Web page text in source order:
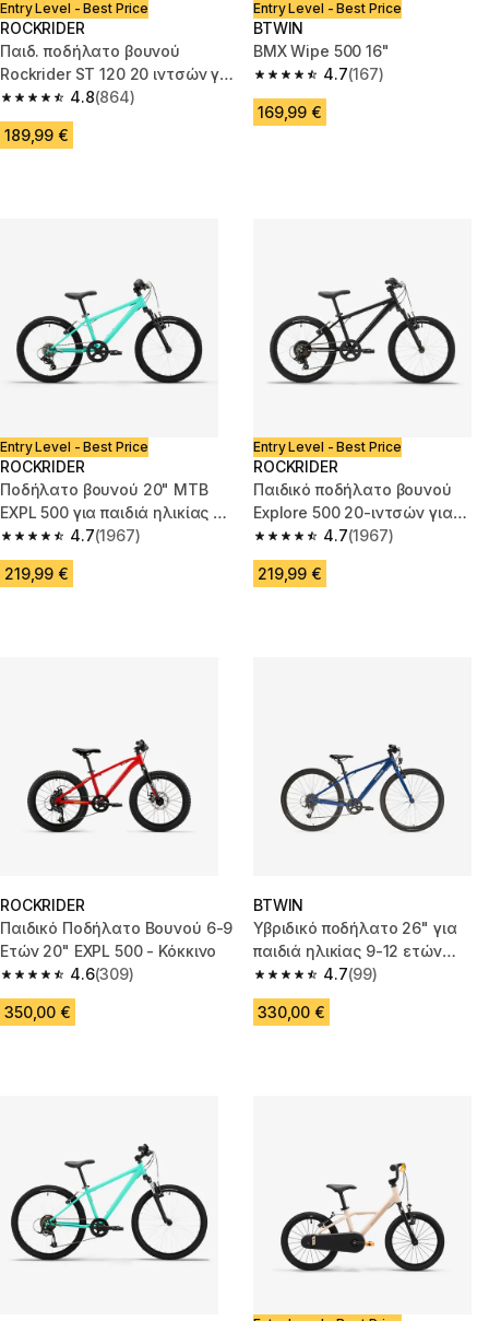
Entry Level - Best Price
ROCKRIDER
Παιδ. ποδήλατο βουνού
Rockrider ST 120 20 ιντσών για
6-9 ετών - Λευκό/Πορτοκαλί
4.8
4.8 out of 5 stars from 864 reviews
(864)
189,99 €
Entry Level - Best Price
BTWIN
BMX Wipe 500 16"
4.7
4.7 out of 5 stars from 167
(167)
169,99 €
Entry Level - Best Price
ROCKRIDER
Ποδήλατο βουνού 20" MTB
EXPL 500 για παιδιά ηλικίας 6
έως 9 ετών - Πράσινο
4.7
4.7 out of 5 stars from 1967 reviews
(1967)
219,99 €
Entry Level - Best Price
ROCKRIDER
Παιδικό ποδήλατο βουνού
Explore 500 20-ιντσών για
ηλικίες 6-9 ετών - Μαύρο
4.7
4.7 out of 5 stars from 1967
(1967)
219,99 €
ROCKRIDER
Παιδικό Ποδήλατο Βουνού 6-9
Ετών 20" EXPL 500 - Κόκκινο
4.6
4.6 out of 5 stars from 309 reviews
(309)
350,00 €
BTWIN
Υβριδικό ποδήλατο 26" για
παιδιά ηλικίας 9-12 ετών
Riverside 900
4.7
4.7 out of 5 stars from 99
(99)
330,00 €